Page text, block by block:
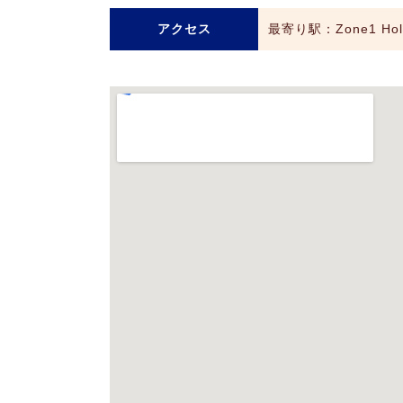
アクセス 最寄り駅：Zone1